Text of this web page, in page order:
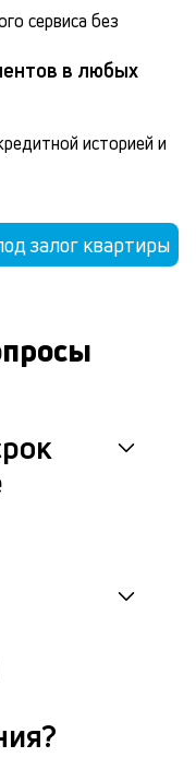
сервиса без
в любых
историей и
залог квартиры